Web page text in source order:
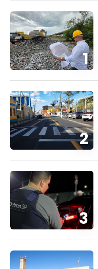
1
2
3